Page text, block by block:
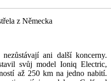
z Německa
ani další koncerny.
svůj model Ioniq Electric,
až 250 km na jedno nabití.